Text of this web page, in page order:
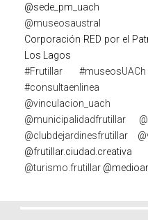
@sede_pm_uach
@museosaustral
Corporación RED por el
Los Lagos
#Frutillar
#museosUACh
#consultaenlinea
@vinculacion_uach
@municipalidadfrutillar
@clubdejardinesfrutillar
@turismo.frutillar